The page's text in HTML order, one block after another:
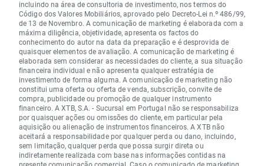
incluindo na área de consultoria de investimento, nos termos do
Código dos Valores Mobiliários, aprovado pelo Decreto-Lei n.º 486/99,
de 13 de Novembro. A comunicação de marketing é elaborada com a
máxima diligência, objetividade, apresenta os factos do
conhecimento do autor na data da preparação e é desprovida de
quaisquer elementos de avaliação. A comunicação de marketing é
elaborada sem considerar as necessidades do cliente, a sua situação
financeira individual e não apresenta qualquer estratégia de
investimento de forma alguma. A comunicação de marketing não
constitui uma oferta ou oferta de venda, subscrição, convite de
compra, publicidade ou promoção de qualquer instrumento
financeiro. A XTB, S.A. - Sucursal em Portugal não se responsabiliza
por quaisquer ações ou omissões do cliente, em particular pela
aquisição ou alienação de instrumentos financeiros. A XTB não
aceitará a responsabilidade por qualquer perda ou dano, incluindo,
sem limitação, qualquer perda que possa surgir direta ou
indiretamente realizada com base nas informações contidas na